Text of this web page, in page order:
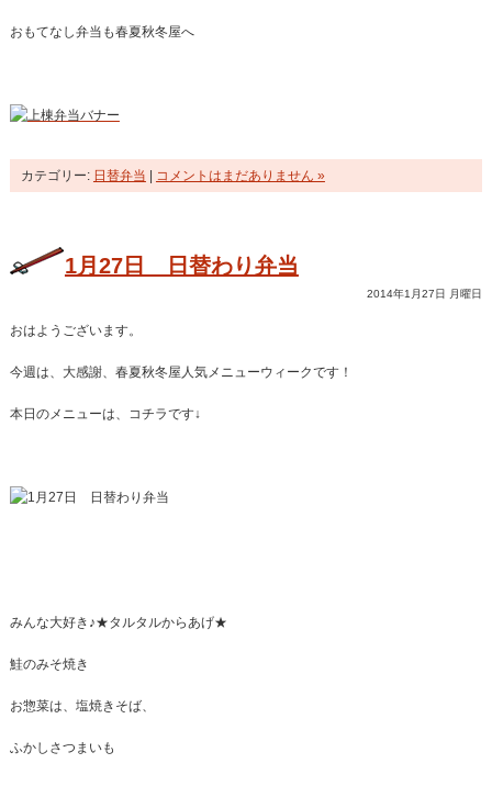
おもてなし弁当も春夏秋冬屋へ
カテゴリー: 日替弁当 コメントはまだありません »
1月27日 日替わり弁当
2014年1月27日 月曜日
おはようございます。
今週は、大感謝、春夏秋冬屋人気メニューウィークです！
本日のメニューは、コチラです↓
みんな大好き♪★タルタルからあげ★
鮭のみそ焼き
お惣菜は、塩焼きそば、
ふかしさつまいも